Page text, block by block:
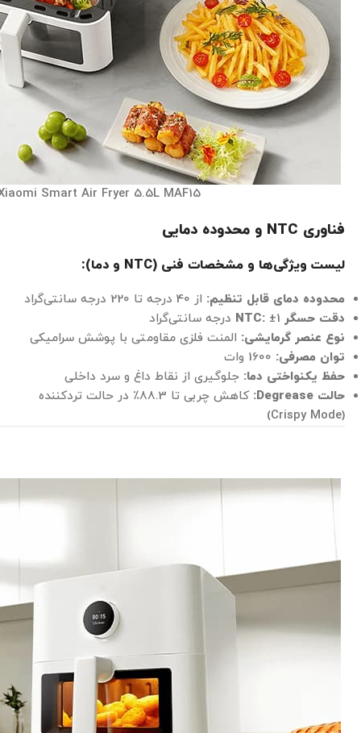
Smart Air Fryer 5.5L MAF15
فناوری NTC و محدوده دمایی
لیست ویژگی‌ها و مشخصات فنی (NTC و دما):
محدوده دمای قابل تنظیم: از 40 درجه تا 220 درجه سانتی‌گراد
دقت حسگر NTC: ±1 درجه سانتی‌گراد
نوع عنصر گرمایشی: المنت فلزی مقاومتی با پوشش سرامیکی
توان مصرفی:
حفظ یکنواختی دما: جلوگیری از نقاط داغ و سرد داخلی
حالت Degrease:
کاهش چربی تا 88.3٪ در حالت تردکننده
(Crispy Mode)